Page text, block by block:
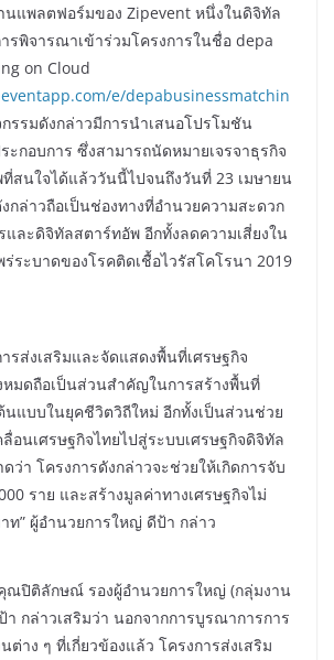
นแพลตฟอร์มของ Zipevent หนึ่งในดิจิทัล
รพิจารณาเข้าร่วมโครงการในชื่อ depa
on Cloud
e/depabusinessmatchin
รรมดังกล่าวมีการนำเสนอโปรโมชัน
ะกอบการ ซึ่งสามารถนัดหมายเจรจาธุรกิจ
สนใจได้แล้ววันนี้ไปจนถึงวันที่ 23 เมษายน
ล่าวถือเป็นช่องทางที่อำนวยความสะดวก
และดิจิทัลสตาร์ทอัพ อีกทั้งลดความเสี่ยงใน
ระบาดของโรคติดเชื้อไวรัสโคโรนา 2019
รส่งเสริมและจัดแสดงพื้นที่เศรษฐกิจ
มดถือเป็นส่วนสำคัญในการสร้างพื้นที่
นแบบในยุคชีวิตวิถีใหม่ อีกทั้งเป็นส่วนช่วย
อนเศรษฐกิจไทยไปสู่ระบบเศรษฐกิจดิจิทัล
ว่า โครงการดังกล่าวจะช่วยให้เกิดการจับ
ราย และสร้างมูลค่าทางเศรษฐกิจไม่
ท” ผู้อำนวยการใหญ่ ดีป้า กล่าว
ปิติลักษณ์ รองผู้อำนวยการใหญ่ (กลุ่มงาน
า กล่าวเสริมว่า นอกจากการบูรณาการการ
าง ๆ ที่เกี่ยวข้องแล้ว โครงการส่งเสริม